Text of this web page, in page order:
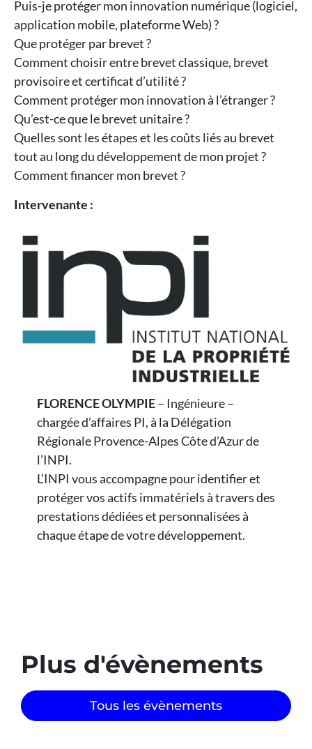
Puis-je protéger mon innovation numérique (logiciel,
application mobile, plateforme Web) ?
Que protéger par brevet ?
Comment choisir entre brevet classique, brevet
provisoire et certificat d’utilité ?
Comment protéger mon innovation à l’étranger ?
Qu’est-ce que le brevet unitaire ?
Quelles sont les étapes et les coûts liés au brevet
tout au long du développement de mon projet ?
Comment financer mon brevet ?
Intervenante :
FLORENCE OLYMPIE– Ingénieure –
chargée d’affaires PI, à la Délégation
Régionale Provence-Alpes Côte d’Azur de
l’INPI.
L’INPI vous accompagne pour identifier et
protéger vos actifs immatériels à travers des
prestations dédiées et personnalisées à
chaque étape de votre développement.
Plus d'évènements​
Tous les évènements